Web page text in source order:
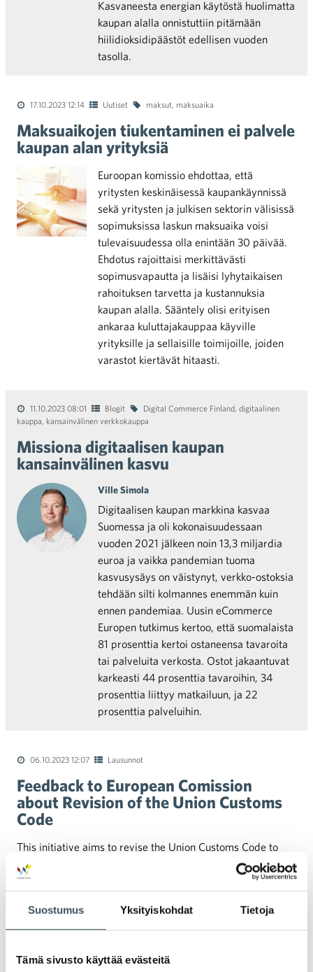
Suostumus Yksityiskohdat Tietoja
Tämä sivusto käyttää evästeitä
Kasvaneesta energian käytöstä huolimatta
kaupan alalla onnistuttiin pitämään
hiilidioksidipäästöt edellisen vuoden
tasolla.
17.10.2023 12:14 Uutiset maksut, maksuaika
Maksuaikojen tiukentaminen ei palvele
kaupan alan yrityksiä
Euroopan komissio ehdottaa, että
yritysten keskinäisessä kaupankäynnissä
sekä yritysten ja julkisen sektorin välisissä
sopimuksissa laskun maksuaika voisi
tulevaisuudessa olla enintään 30 päivää.
Ehdotus rajoittaisi merkittävästi
sopimusvapautta ja lisäisi lyhytaikaisen
rahoituksen tarvetta ja kustannuksia
kaupan alalla. Sääntely olisi erityisen
ankaraa kuluttajakauppaa käyville
yrityksille ja sellaisille toimijoille, joiden
varastot kiertävät hitaasti.
11.10.2023 08:01 Blogit Digital Commerce Finland, digitaalinen
kauppa, kansainvälinen verkkokauppa
Missiona digitaalisen kaupan
kansainvälinen kasvu
Ville Simola
Digitaalisen kaupan markkina kasvaa
Suomessa ja oli kokonaisuudessaan
vuoden 2021 jälkeen noin 13,3 miljardia
euroa ja vaikka pandemian tuoma
kasvusysäys on väistynyt, verkko-ostoksia
tehdään silti kolmannes enemmän kuin
ennen pandemiaa. Uusin eCommerce
Europen tutkimus kertoo, että suomalaista
81 prosenttia kertoi ostaneensa tavaroita
tai palveluita verkosta. Ostot jakaantuvat
karkeasti 44 prosenttia tavaroihin, 34
prosenttia liittyy matkailuun, ja 22
prosenttia palveluihin.
06.10.2023 12:07 Lausunnot
Feedback to European Comission
about Revision of the Union Customs
Code
This initiative aims to revise the Union Customs Code to
strengthen the legal framework for customs and make it
suitable to address the challenges that have emerged in
kesätyö